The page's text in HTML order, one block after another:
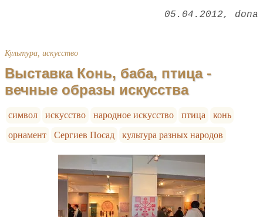
05.04.2012 dona
Культура, искусство
Выставка Конь, баба, птица -
вечные образы искусства
символ искусство народное искусство птица
конь
орнамент
Сергиев Посад культура разных народов